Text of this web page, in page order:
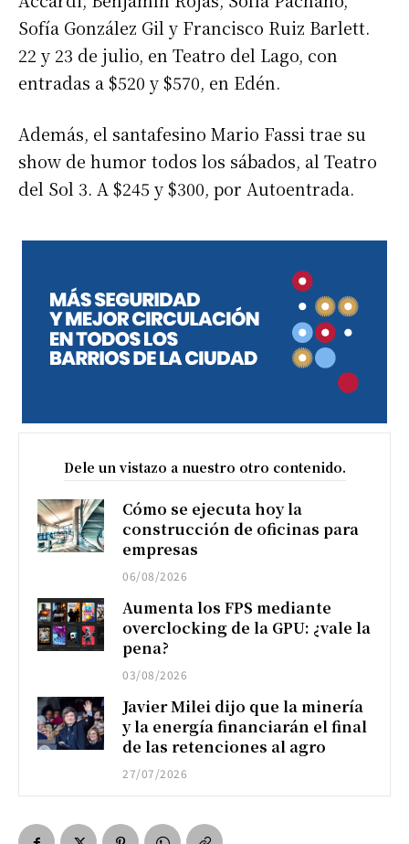
Sofía González Gil y Francisco Ruiz Barlett.
22 y 23 de julio, en Teatro del Lago, con
entradas a $520 y $570, en Edén.
Además, el santafesino Mario Fassi trae su
show de humor todos los sábados, al Teatro
del Sol 3. A $245 y $300, por Autoentrada.
Dele un vistazo a nuestro otro contenido.
Cómo se ejecuta hoy la
construcción de oficinas para
empresas
06/08/2026
Aumenta los FPS mediante
overclocking de la GPU: ¿vale la
pena?
03/08/2026
Javier Milei dijo que la minería
y la energía financiarán el final
de las retenciones al agro
27/07/2026